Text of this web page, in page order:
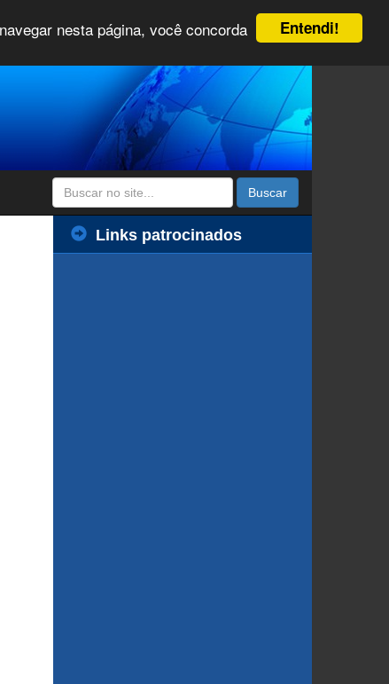
Entendi!
nesta página, você concorda
Buscar
Links patrocinados